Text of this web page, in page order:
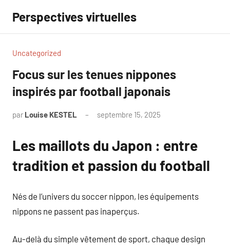
contenu
Perspectives virtuelles
Uncategorized
Focus sur les tenues nippones
inspirés par football japonais
par Louise KESTEL septembre 15, 2025
Les maillots du Japon : entre
tradition et passion du football
Nés de l’univers du soccer nippon, les équipements
nippons ne passent pas inaperçus.
Au-delà du simple vêtement de sport, chaque design